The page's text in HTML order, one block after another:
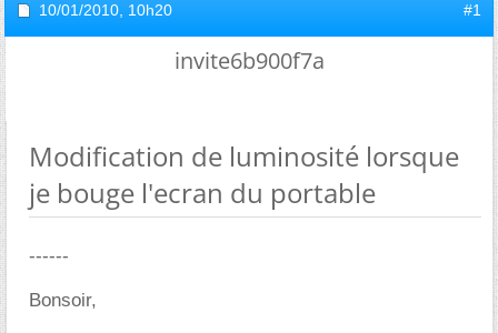
10/01/2010, 10h20 #1
invite6b900f7a
Modification de luminosité lorsque
je bouge l'ecran du portable
------
Bonsoir,